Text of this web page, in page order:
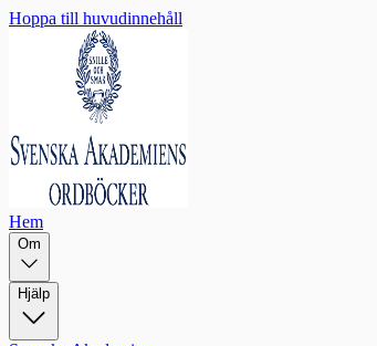
Hoppa till huvudinnehåll
Hem
Om
Hjälp